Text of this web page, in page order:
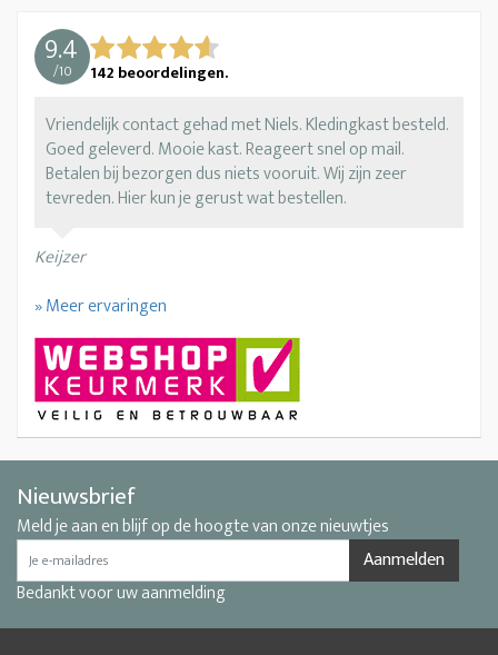
9.4
/10 142 beoordelingen.
Vriendelijk contact gehad met Niels. Kledingkast besteld.
Goed geleverd. Mooie kast. Reageert snel op mail.
Betalen bij bezorgen dus niets vooruit. Wij zijn zeer
tevreden. Hier kun je gerust wat bestellen.
Keijzer
» Meer ervaringen
Nieuwsbrief
Meld je aan en blijf op de hoogte van onze nieuwtjes
Aanmelden
Bedankt voor uw aanmelding